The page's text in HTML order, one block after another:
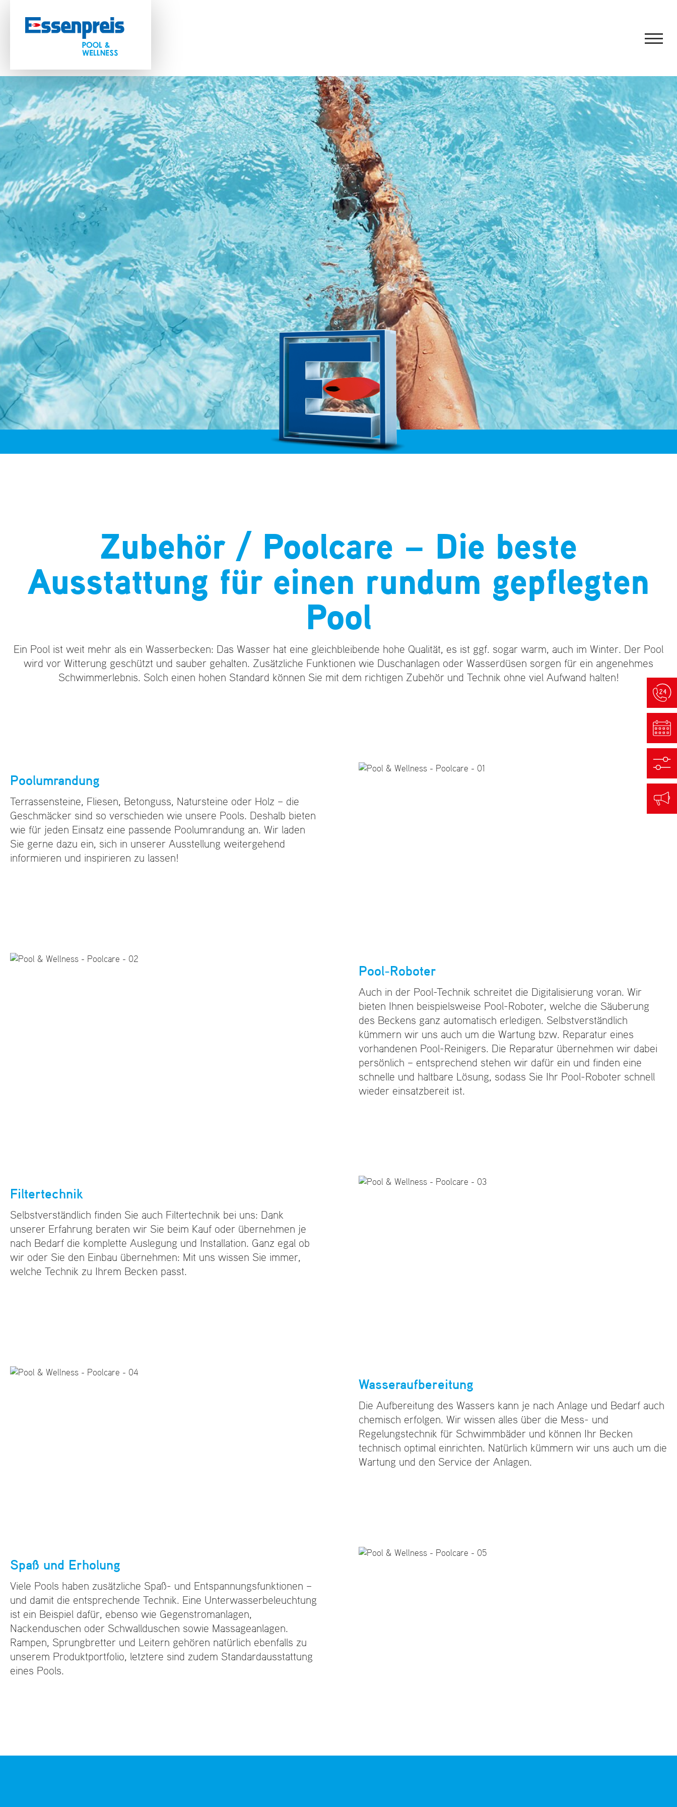
Zubehör / Poolcare – Die beste
Ausstattung für einen rundum gepflegten
Pool
Ein Pool ist weit mehr als ein Wasserbecken: Das Wasser hat eine gleichbleibende hohe Qualität, es ist ggf. sogar warm, auch im Winter. Der Pool
wird vor Witterung geschützt und sauber gehalten. Zusätzliche Funktionen wie Duschanlagen oder Wasserdüsen sorgen für ein angenehmes
Schwimmerlebnis. Solch einen hohen Standard können Sie mit dem richtigen Zubehör und Technik ohne viel Aufwand halten!
Poolumrandung
Terrassensteine, Fliesen, Betonguss, Natursteine oder Holz – die
Geschmäcker sind so verschieden wie unsere Pools. Deshalb bieten
wie für jeden Einsatz eine passende Poolumrandung an. Wir laden
Sie gerne dazu ein, sich in unserer Ausstellung weitergehend
informieren und inspirieren zu lassen!
Pool-Roboter
Auch in der Pool-Technik schreitet die Digitalisierung voran. Wir
bieten Ihnen beispielsweise Pool-Roboter, welche die Säuberung
des Beckens ganz automatisch erledigen. Selbstverständlich
kümmern wir uns auch um die Wartung bzw. Reparatur eines
vorhandenen Pool-Reinigers. Die Reparatur übernehmen wir dabei
persönlich – entsprechend stehen wir dafür ein und finden eine
schnelle und haltbare Lösung, sodass Sie Ihr Pool-Roboter schnell
wieder einsatzbereit ist.
Filtertechnik
Selbstverständlich finden Sie auch Filtertechnik bei uns: Dank
unserer Erfahrung beraten wir Sie beim Kauf oder übernehmen je
nach Bedarf die komplette Auslegung und Installation. Ganz egal ob
wir oder Sie den Einbau übernehmen: Mit uns wissen Sie immer,
welche Technik zu Ihrem Becken passt.
Wasseraufbereitung
Die Aufbereitung des Wassers kann je nach Anlage und Bedarf auch
chemisch erfolgen. Wir wissen alles über die Mess- und
Regelungstechnik für Schwimmbäder und können Ihr Becken
technisch optimal einrichten. Natürlich kümmern wir uns auch um die
Wartung und den Service der Anlagen.
Spaß und Erholung
Viele Pools haben zusätzliche Spaß- und Entspannungsfunktionen –
und damit die entsprechende Technik. Eine Unterwasserbeleuchtung
ist ein Beispiel dafür, ebenso wie Gegenstromanlagen,
Nackenduschen oder Schwallduschen sowie Massageanlagen.
Rampen, Sprungbretter und Leitern gehören natürlich ebenfalls zu
unserem Produktportfolio, letztere sind zudem Standardausstattung
eines Pools.